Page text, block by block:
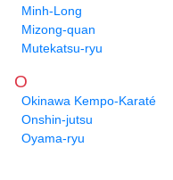
Minh-Long
Mizong-quan
Mutekatsu-ryu
O
Okinawa Kempo-Karaté
Onshin-jutsu
Oyama-ryu